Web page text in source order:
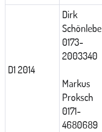
D1 2014
Dirk
Schönlebe
0173-
2003340
Markus
Proksch
0171-
4680689